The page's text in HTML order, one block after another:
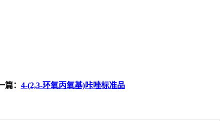
篇： 4-(2,3-环氧丙氧基)咔唑标准品